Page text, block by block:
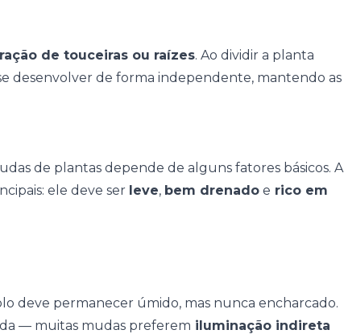
de touceiras ou raízes. Ao dividir a planta
desenvolver de forma independente, mantendo as
de plantas depende de alguns fatores básicos. A
ele deve ser leve, bem drenado e rico em
deve permanecer úmido, mas nunca encharcado.
— muitas mudas preferem iluminação indireta